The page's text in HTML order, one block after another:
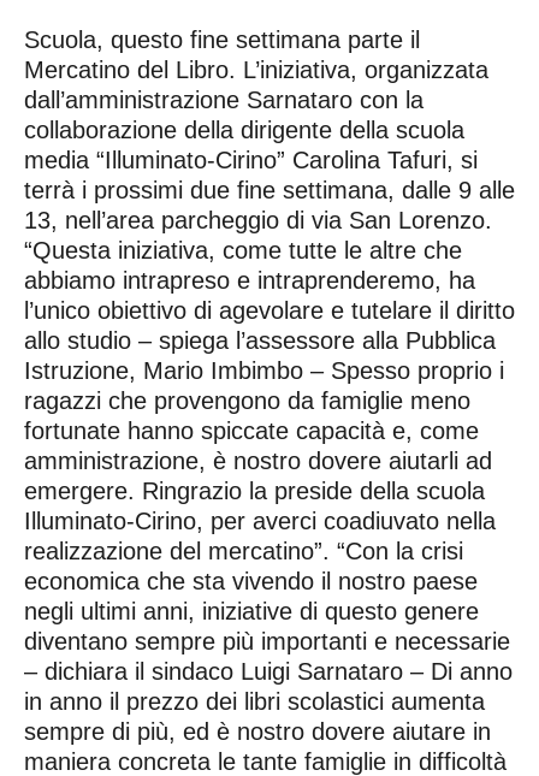
Scuola, questo fine settimana parte il
Mercatino del Libro. L’iniziativa, organizzata
dall’amministrazione Sarnataro con la
collaborazione della dirigente della scuola
media “Illuminato-Cirino” Carolina Tafuri, si
terrà i prossimi due fine settimana, dalle 9 alle
13, nell’area parcheggio di via San Lorenzo.
“Questa iniziativa, come tutte le altre che
abbiamo intrapreso e intraprenderemo, ha
l’unico obiettivo di agevolare e tutelare il diritto
allo studio – spiega l’assessore alla Pubblica
Istruzione, Mario Imbimbo – Spesso proprio i
ragazzi che provengono da famiglie meno
fortunate hanno spiccate capacità e, come
amministrazione, è nostro dovere aiutarli ad
emergere. Ringrazio la preside della scuola
Illuminato-Cirino, per averci coadiuvato nella
realizzazione del mercatino”. “Con la crisi
economica che sta vivendo il nostro paese
negli ultimi anni, iniziative di questo genere
diventano sempre più importanti e necessarie
– dichiara il sindaco Luigi Sarnataro – Di anno
in anno il prezzo dei libri scolastici aumenta
sempre di più, ed è nostro dovere aiutare in
maniera concreta le tante famiglie in difficoltà